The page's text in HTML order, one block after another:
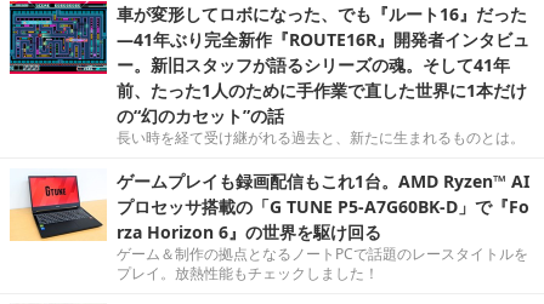
車が変形してロボになった、でも『ルート16』だった
―41年ぶり完全新作『ROUTE16R』開発者インタビュ
ー。新旧スタッフが語るシリーズの魂。そして41年
前、たった1人のために手作業で直した世界に1本だけ
の“幻のカセット”の話
長い時を経て受け継がれる過去と、新たに生まれるものとは。
ゲームプレイも録画配信もこれ1台。AMD Ryzen™ AI
プロセッサ搭載の「G TUNE P5-A7G60BK-D」で『Fo
rza Horizon 6』の世界を駆け回る
ゲーム＆制作の拠点となるノートPCで話題のレースタイトルを
プレイ。放熱性能もチェックしました！